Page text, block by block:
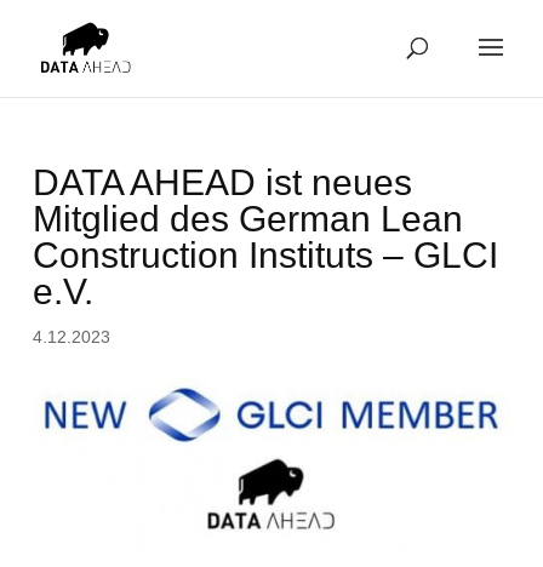
DATA AHEAD ist neues
Mitglied des German Lean
Construction Instituts – GLCI
e.V.
4.12.2023